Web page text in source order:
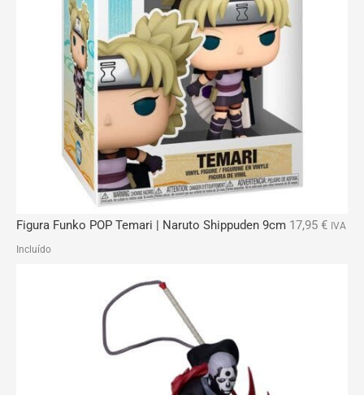
Figura Funko POP Temari | Naruto Shippuden 9cm 17,95 € IVA
Incluído